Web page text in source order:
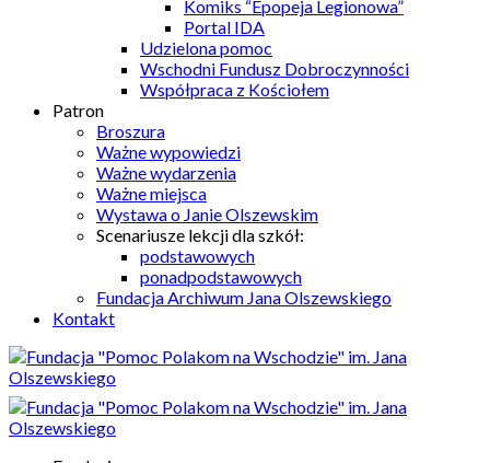
Komiks “Epopeja Legionowa”
Portal IDA
Udzielona pomoc
Wschodni Fundusz Dobroczynności
Współpraca z Kościołem
Patron
Broszura
Ważne wypowiedzi
Ważne wydarzenia
Ważne miejsca
Wystawa o Janie Olszewskim
Scenariusze lekcji dla szkół:
podstawowych
ponadpodstawowych
Fundacja Archiwum Jana Olszewskiego
Kontakt